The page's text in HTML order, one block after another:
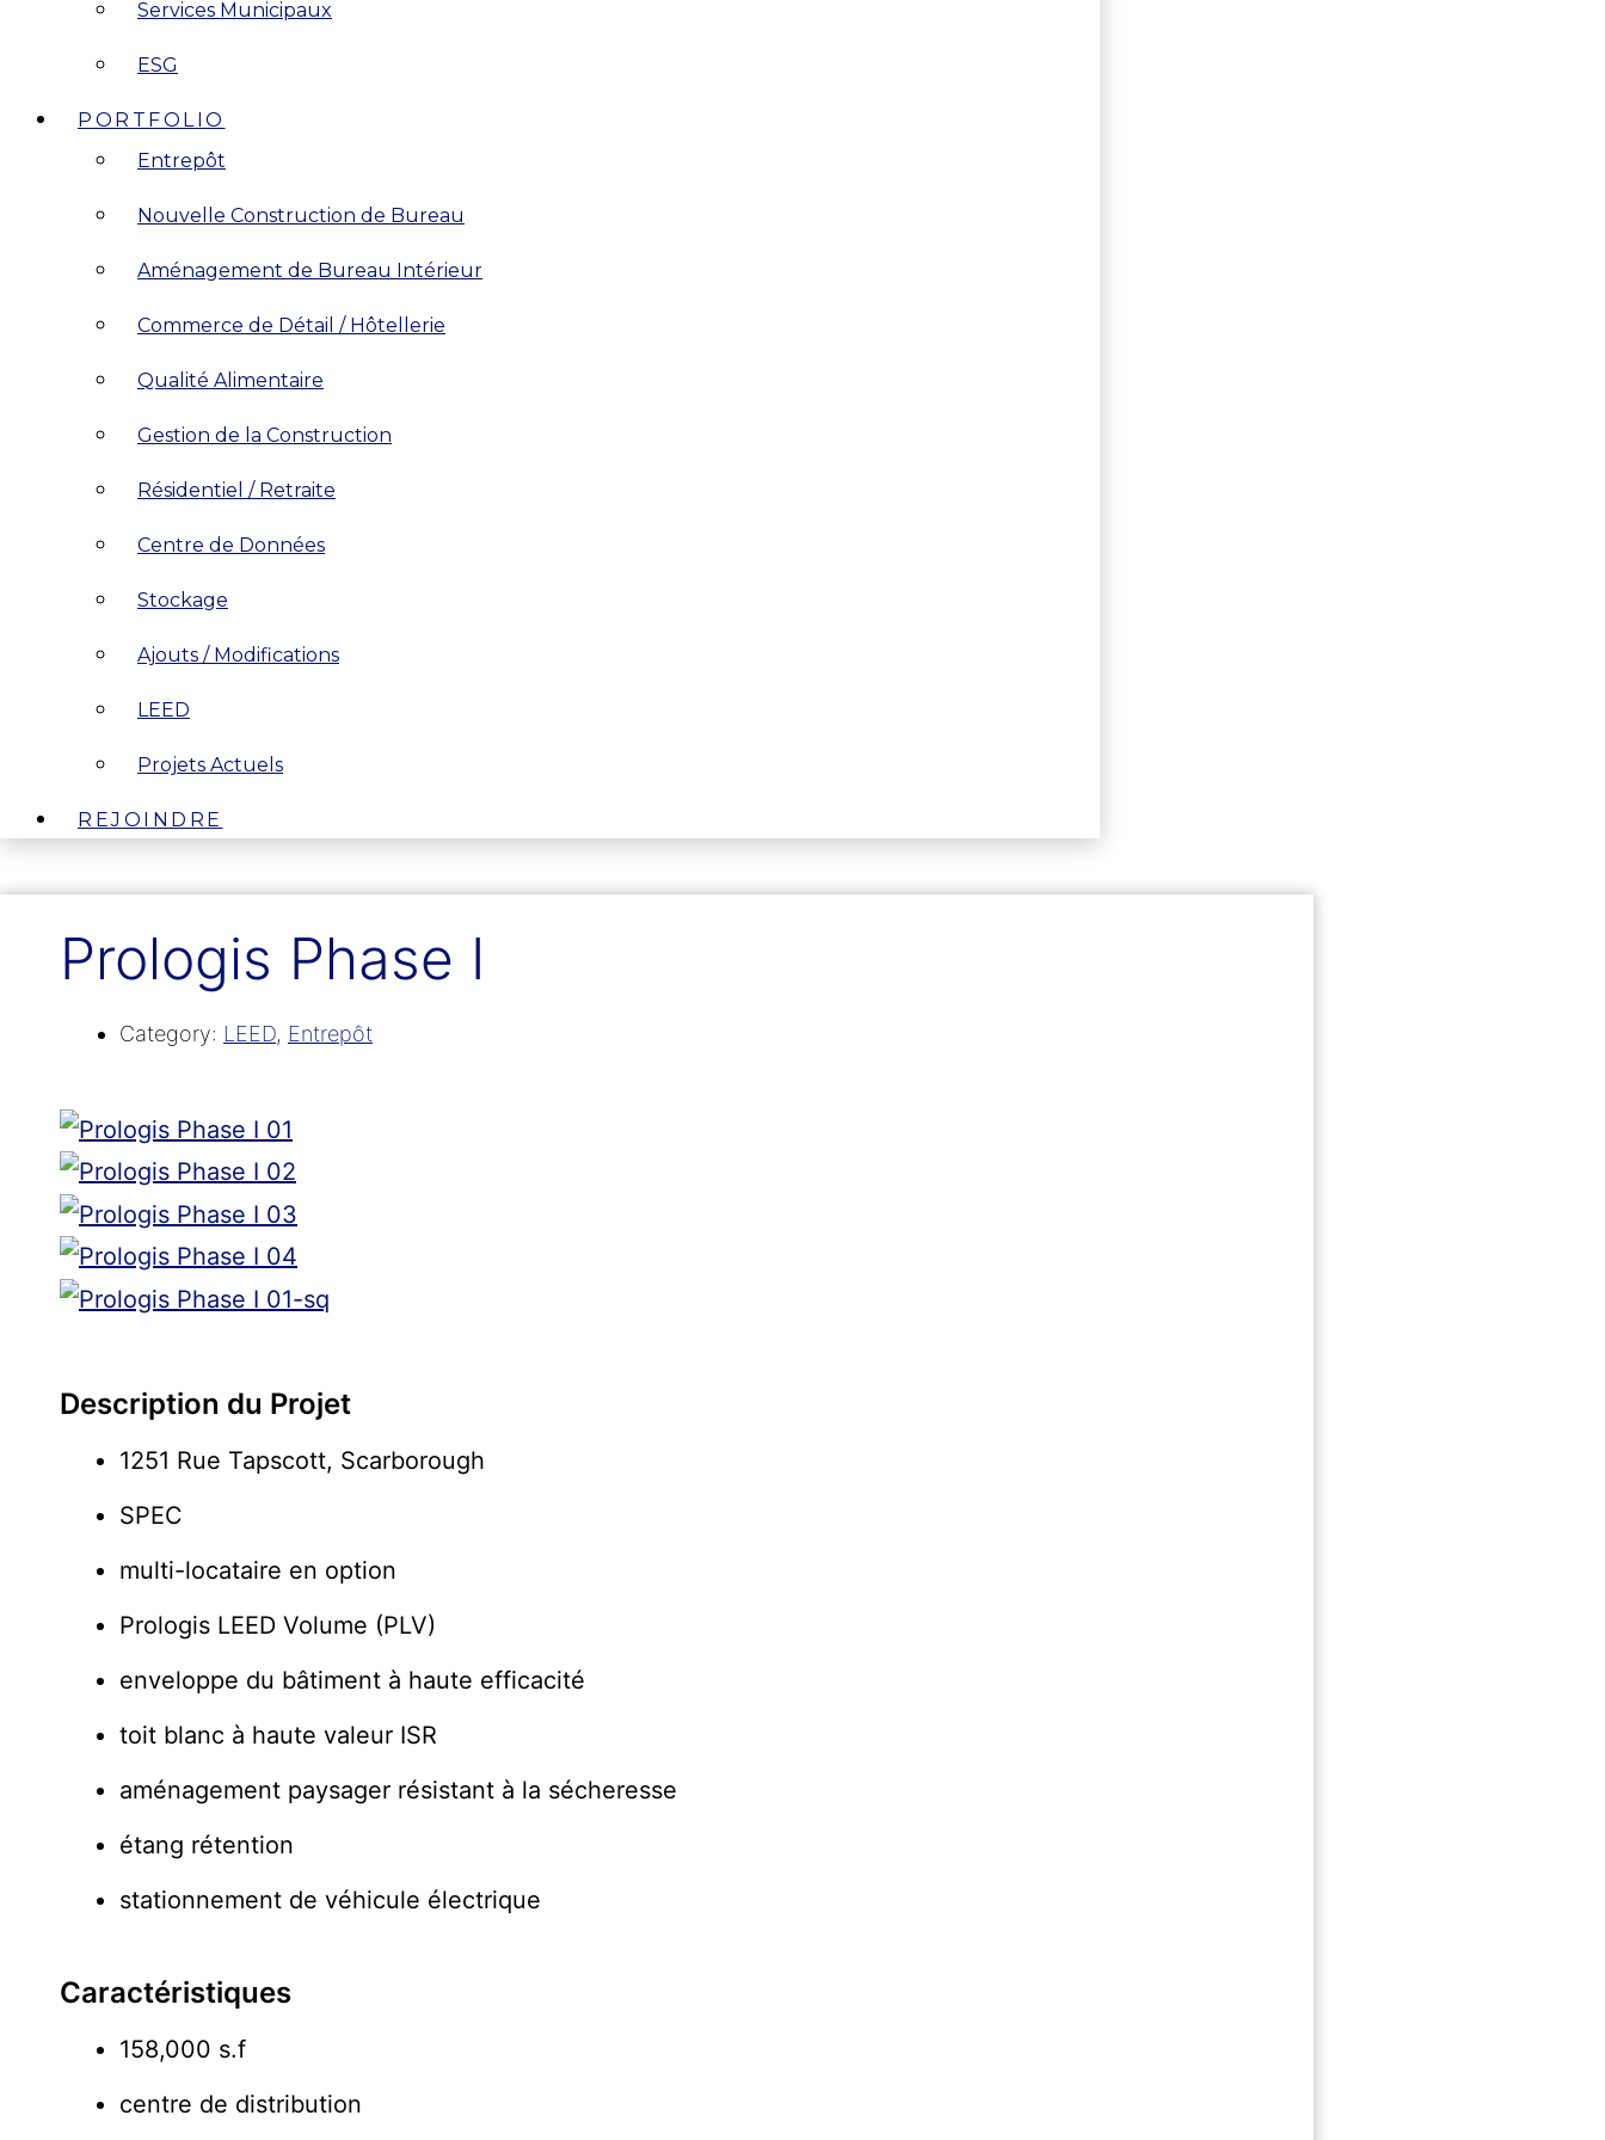
Services Municipaux
ESG
PORTFOLIO
Entrepôt
Nouvelle Construction de Bureau
Aménagement de Bureau Intérieur
Commerce de Détail / Hôtellerie
Qualité Alimentaire
Gestion de la Construction
Résidentiel / Retraite
Centre de Données
Stockage
Ajouts / Modifications
LEED
Projets Actuels
REJOINDRE
Prologis Phase I
Category: LEED, Entrepôt
Description du Projet
1251 Rue Tapscott, Scarborough
SPEC
multi-locataire en option
Prologis LEED Volume (PLV)
enveloppe du bâtiment à haute efficacité
toit blanc à haute valeur ISR
aménagement paysager résistant à la sécheresse
étang rétention
stationnement de véhicule électrique
Caractéristiques
158,000 s.f
centre de distribution